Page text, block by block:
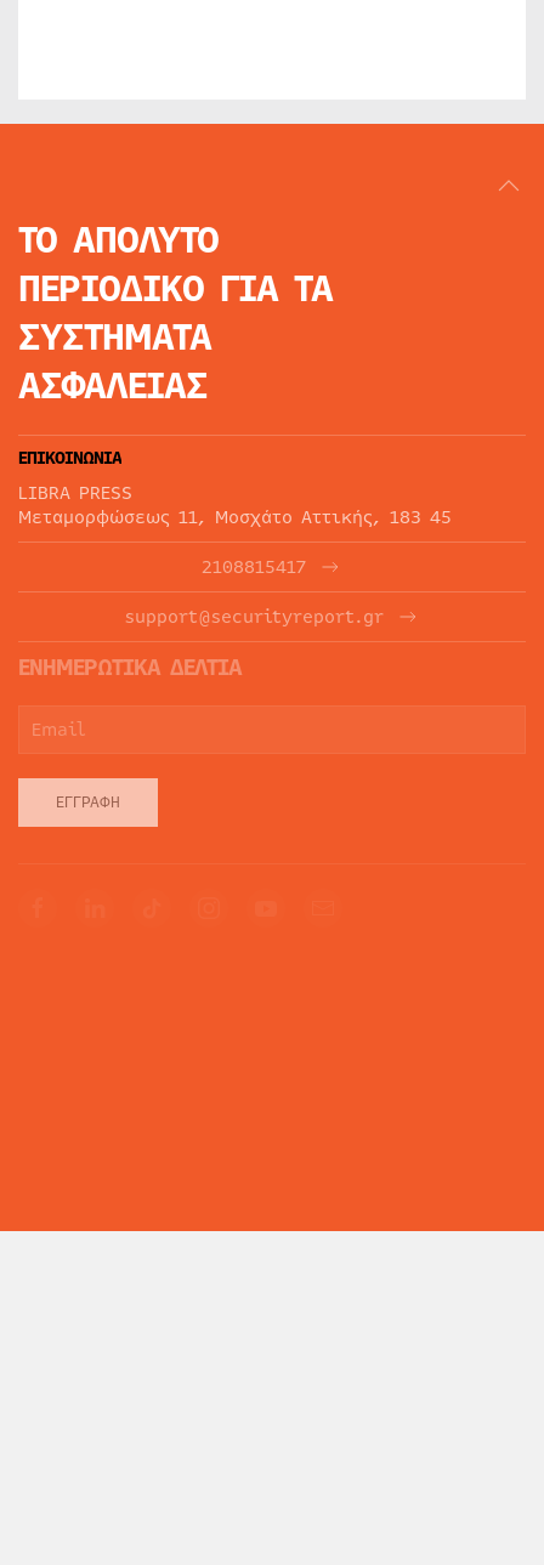
ΤΟ ΑΠΟΛΥΤΟ
ΠΕΡΙΟΔΙΚΟ ΓΙΑ ΤΑ
ΣΥΣΤΗΜΑΤΑ
ΑΣΦΑΛΕΙΑΣ
ΕΠΙΚΟΙΝΩΝΙΑ
LIBRA PRESS
Μεταμορφώσεως 11, Μοσχάτο Αττικής, 183 45
2108815417
support@securityreport.gr
ΕΝΗΜΕΡΩΤΙΚΑ ΔΕΛΤΙΑ
ΕΓΓΡΑΦΉ